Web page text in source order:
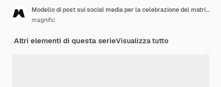
Modello di post sui social media per la celebrazione del matrimonio
magnific
Altri elementi di questa serieVisualizza tutto